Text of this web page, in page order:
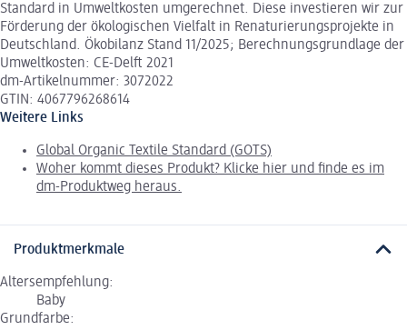
Standard in Umweltkosten umgerechnet. Diese investieren wir zur
Förderung der ökologischen Vielfalt in Renaturierungsprojekte in
Deutschland. Ökobilanz Stand 11/2025; Berechnungsgrundlage der
Umweltkosten: CE-Delft 2021
dm-Artikelnummer: 3072022
GTIN: 4067796268614
Weitere Links
Global Organic Textile Standard (GOTS)
Woher kommt dieses Produkt? Klicke hier und finde es im
dm-Produktweg heraus.
Produktmerkmale
Altersempfehlung:
Baby
Grundfarbe: